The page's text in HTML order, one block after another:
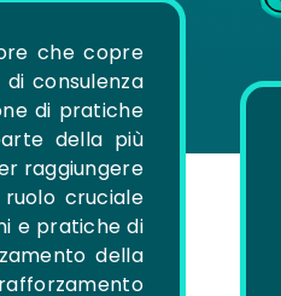
che copre
consulenza
di pratiche
della più
raggiungere
cruciale
e pratiche di
della